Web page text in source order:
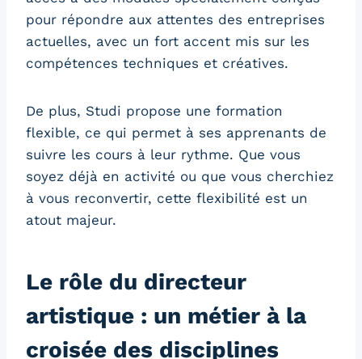
pour répondre aux attentes des entreprises
actuelles, avec un fort accent mis sur les
compétences techniques et créatives.
De plus, Studi propose une formation
flexible, ce qui permet à ses apprenants de
suivre les cours à leur rythme. Que vous
soyez déjà en activité ou que vous cherchiez
à vous reconvertir, cette flexibilité est un
atout majeur.
Le rôle du directeur
artistique : un métier à la
croisée des disciplines